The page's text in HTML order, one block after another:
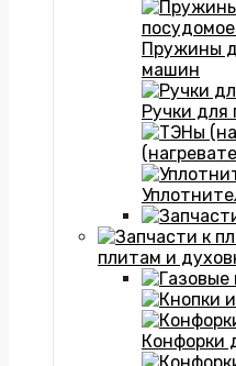
Пружины
машин
Ручки
плитам и
Конфорки